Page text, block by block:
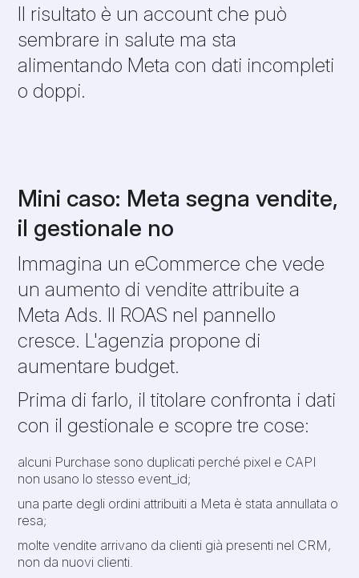
Il risultato è un account che può
sembrare in salute ma sta
alimentando Meta con dati incompleti
o doppi.
Mini caso: Meta segna vendite,
il gestionale no
Immagina un eCommerce che vede
un aumento di vendite attribuite a
Meta Ads. Il ROAS nel pannello
cresce. L'agenzia propone di
aumentare budget.
Prima di farlo, il titolare confronta i dati
con il gestionale e scopre tre cose:
alcuni Purchase sono duplicati perché pixel e CAPI
non usano lo stesso event_id;
una parte degli ordini attribuiti a Meta è stata annullata o
resa;
molte vendite arrivano da clienti già presenti nel CRM,
non da nuovi clienti.